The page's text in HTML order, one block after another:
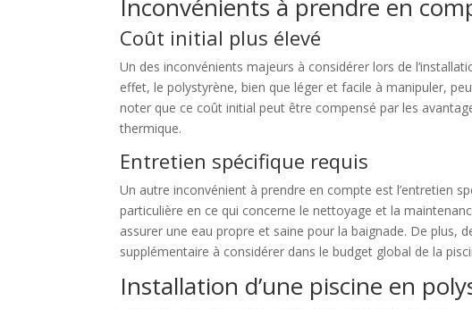
Inconvénients à prendre en
Coût initial plus élevé
Un des inconvénients majeurs à considérer lors de
effet, le polystyrène, bien que léger et facile à manipuler,
noter que ce coût initial peut être compensé par les
thermique.
Entretien spécifique requis
Un autre inconvénient à prendre en compte est l’entretien
particulière en ce qui concerne le nettoyage et la
assurer une eau propre et saine pour la baignade. De plus,
supplémentaire à considérer dans le budget global de la
Installation d’une piscine en